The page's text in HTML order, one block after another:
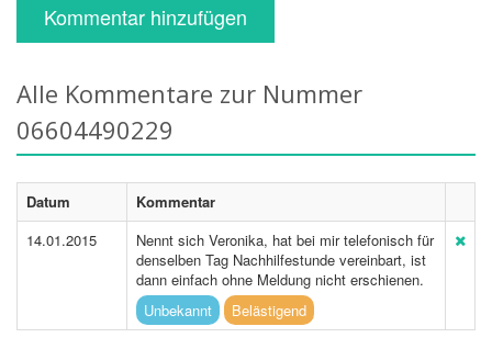
Kommentar hinzufügen
Alle Kommentare zur Nummer
06604490229
Datum
Kommentar
14.01.2015
Nennt sich Veronika, hat bei mir telefonisch für
denselben Tag Nachhilfestunde vereinbart, ist
dann einfach ohne Meldung nicht erschienen.
Unbekannt
Belästigend